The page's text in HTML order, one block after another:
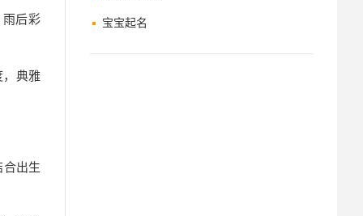
后彩
，典雅
合出生
宝宝起名